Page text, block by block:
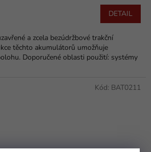
DETAIL
a zcela bezúdržbové trakční
těchto akumulátorů umožňuje
Doporučené oblasti použití: systémy
Kód: BAT0211